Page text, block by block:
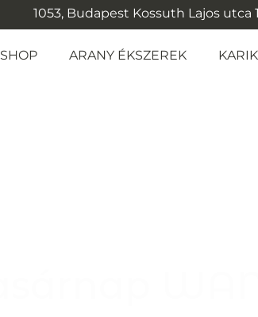
1053, Budapest Kossuth Lajos utca
SHOP ARANY ÉKSZEREK